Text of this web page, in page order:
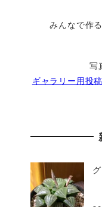
みんなで作
写
ギャラリー用投